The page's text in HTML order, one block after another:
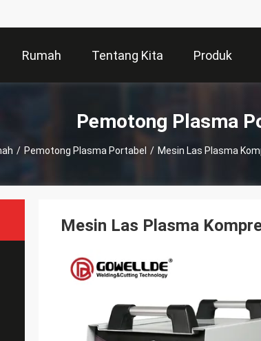
Rumah Tentang Kita Produk
Pemotong Plasma
/ Pemotong Plasma Portabel / Mesin Las Plasma
Mesin Las Plasma